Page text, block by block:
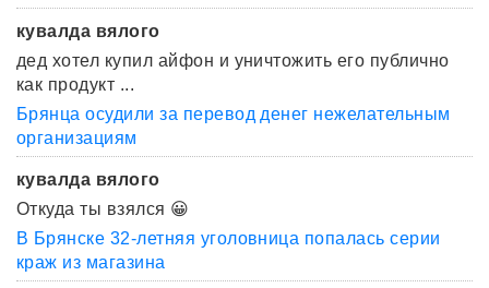
кувалда вялого
дед хотел купил айфон и уничтожить его публично
как продукт ...
Брянца осудили за перевод денег нежелательным
организациям
кувалда вялого
Откуда ты взялся 😀
В Брянске 32-летняя уголовница попалась серии
краж из магазина